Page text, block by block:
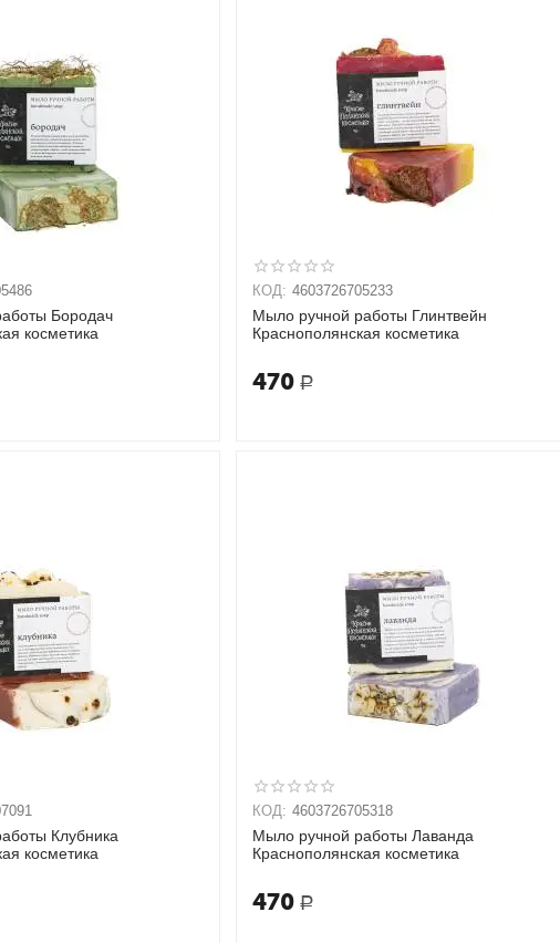
Бородач
косметика
КОД: 4603726705233
Мыло ручной работы Глинтвейн
Краснополянская косметика
470 Р
Клубника
косметика
КОД: 4603726705318
Мыло ручной работы Лаванда
Краснополянская косметика
470 Р